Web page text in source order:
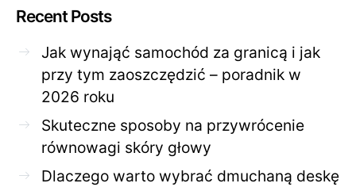
Recent Posts
Jak wynająć samochód za granicą i jak
przy tym zaoszczędzić – poradnik w
2026 roku
Skuteczne sposoby na przywrócenie
równowagi skóry głowy
Dlaczego warto wybrać dmuchaną deskę